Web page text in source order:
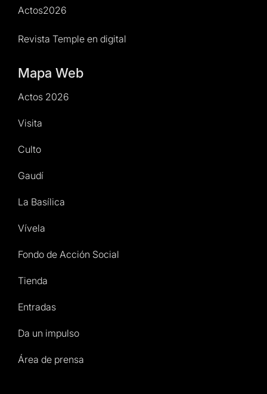
Actos2026
Revista Temple en digital
Mapa Web
Actos 2026
Visita
Culto
Gaudí
La Basílica
Vívela
Fondo de Acción Social
Tienda
Entradas
Da un impulso
Área de prensa